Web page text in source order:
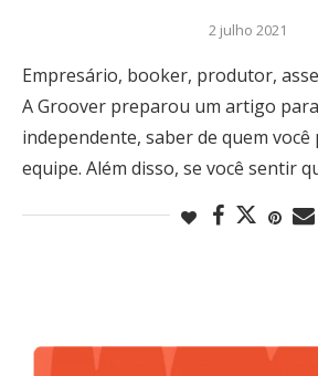
2 julho 2021
Empresário, booker, produtor,
A Groover preparou um artigo
independente, saber de quem você
equipe. Além disso, se você sentir